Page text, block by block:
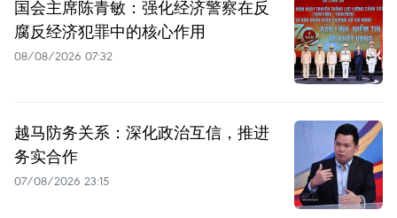
国会主席陈青敏：强化经济警察在反
腐反经济犯罪中的核心作用
08/08/2026 07:32
越马防务关系：深化政治互信，推进
务实合作
07/08/2026 23:15